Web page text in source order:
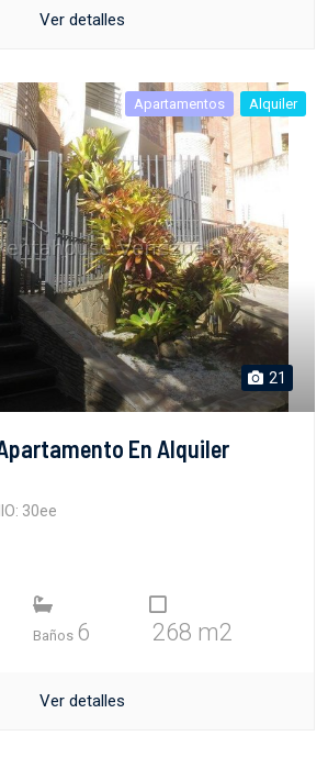
Ver detalles
Apartamentos Alquiler
21
En Alquiler
30ee
Baños 6 268 m2
Ver detalles